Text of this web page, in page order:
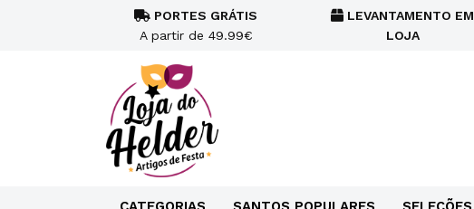
PORTES GRÁTIS
A partir de 49.99€
LEVANTAMENTO EM
LOJA